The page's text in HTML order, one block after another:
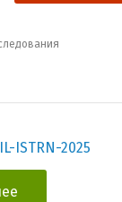
ISTRN-2025